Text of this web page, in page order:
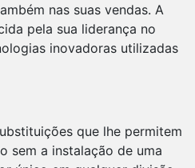
nas suas vendas. A
pela sua liderança no
inovadoras utilizadas
que lhe permitem
sem a instalação de uma